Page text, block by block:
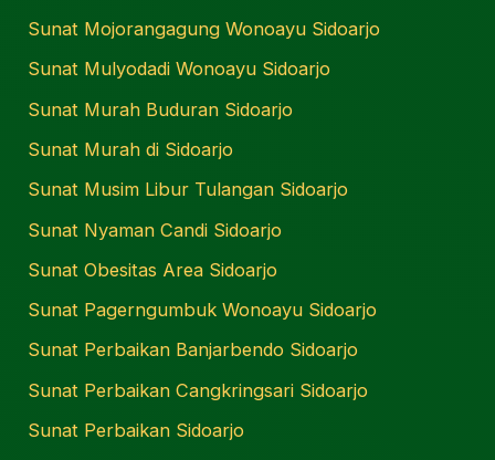
Sunat Mojorangagung Wonoayu Sidoarjo
Sunat Mulyodadi Wonoayu Sidoarjo
Sunat Murah Buduran Sidoarjo
Sunat Murah di Sidoarjo
Sunat Musim Libur Tulangan Sidoarjo
Sunat Nyaman Candi Sidoarjo
Sunat Obesitas Area Sidoarjo
Sunat Pagerngumbuk Wonoayu Sidoarjo
Sunat Perbaikan Banjarbendo Sidoarjo
Sunat Perbaikan Cangkringsari Sidoarjo
Sunat Perbaikan Sidoarjo